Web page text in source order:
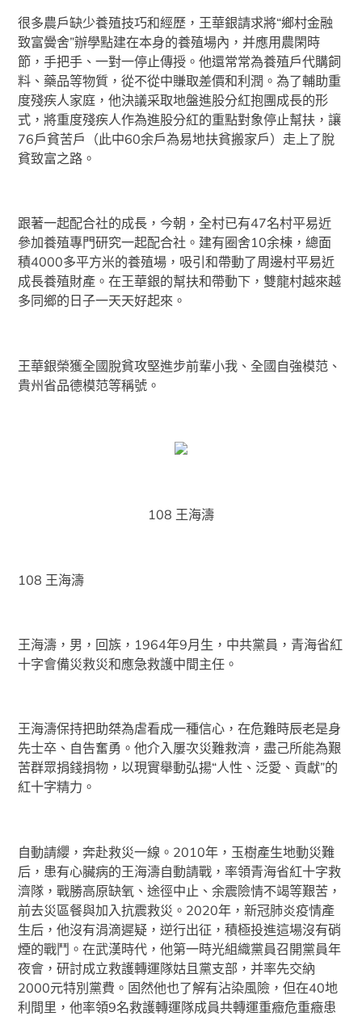
很多農戶缺少養殖技巧和經歷，王華銀請求將“鄉村金融
致富黌舍”辦學點建在本身的養殖場內，并應用農閑時
節，手把手、一對一停止傳授。他還常常為養殖戶代購飼
料、藥品等物質，從不從中賺取差價和利潤。為了輔助重
度殘疾人家庭，他決議采取地盤進股分紅抱團成長的形
式，將重度殘疾人作為進股分紅的重點對象停止幫扶，讓
76戶貧苦戶（此中60余戶為易地扶貧搬家戶）走上了脫
貧致富之路。
跟著一起配合社的成長，今朝，全村已有47名村平易近
參加養殖專門研究一起配合社。建有圈舍10余棟，總面
積4000多平方米的養殖場，吸引和帶動了周邊村平易近
成長養殖財產。在王華銀的幫扶和帶動下，雙龍村越來越
多同鄉的日子一天天好起來。
王華銀榮獲全國脫貧攻堅進步前輩小我、全國自強模范、
貴州省品德模范等稱號。
108 王海濤
108 王海濤
王海濤，男，回族，1964年9月生，中共黨員，青海省紅
十字會備災救災和應急救護中間主任。
王海濤保持把助桀為虐看成一種信心，在危難時辰老是身
先士卒、自告奮勇。他介入屢次災難救濟，盡己所能為艱
苦群眾捐錢捐物，以現實舉動弘揚“人性、泛愛、貢獻”的
紅十字精力。
自動請纓，奔赴救災一線。2010年，玉樹產生地動災難
后，患有心臟病的王海濤自動請戰，率領青海省紅十字救
濟隊，戰勝高原缺氧、途徑中止、余震險情不竭等艱苦，
前去災區餐與加入抗震救災。2020年，新冠肺炎疫情產
生后，他沒有涓滴遲疑，逆行出征，積極投進這場沒有硝
煙的戰鬥。在武漢時代，他第一時光組織黨員召開黨員年
夜會，研討成立救護轉運隊姑且黨支部，并率先交納
2000元特別黨費。固然他也了解有沾染風險，但在40地
利間里，他率領9名救護轉運隊成員共轉運重癥危重癥患